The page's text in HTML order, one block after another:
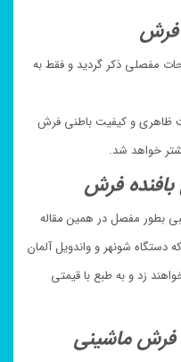
فرش
مفصلی ذکر گردید و فقط به
ظاهری و کیفیت باطنی فرش
خواهد شد.
فرش
بطور مفصل در همین مقاله
شونهر و واندویل آلمان
زد و به طبع با قیمتی
فرش ماشینی